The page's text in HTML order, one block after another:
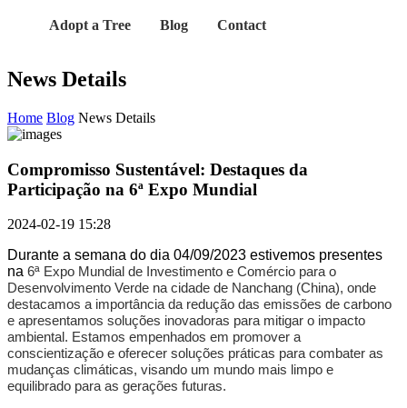
Adopt a Tree Blog Contact
News Details
Home Blog News Details
Compromisso Sustentável: Destaques da
Participação na 6ª Expo Mundial
2024-02-19 15:28
Durante a semana do dia 04/09/2023 estivemos presentes
na 6ª Expo Mundial de Investimento e Comércio para o
Desenvolvimento Verde na cidade de Nanchang (China), onde
destacamos a importância da redução das emissões de carbono
e apresentamos soluções inovadoras para mitigar o impacto
ambiental. Estamos empenhados em promover a
conscientização e oferecer soluções práticas para combater as
mudanças climáticas, visando um mundo mais limpo e
equilibrado para as gerações futuras.